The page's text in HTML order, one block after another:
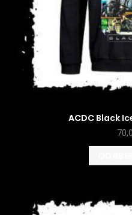
ACDC Black